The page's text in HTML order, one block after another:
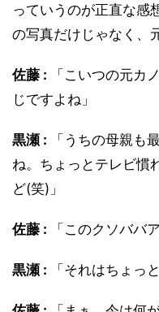
っていうのが正直な感
の写真だけじゃなく、
佐藤 :
「こいつの元カ
じですよね」
黒瀬 :
「うちの母親も
ね。ちょっとテレビ慣
ど(笑)」
佐藤 : 「このクソババ
黒瀬 : 「それはちょっ